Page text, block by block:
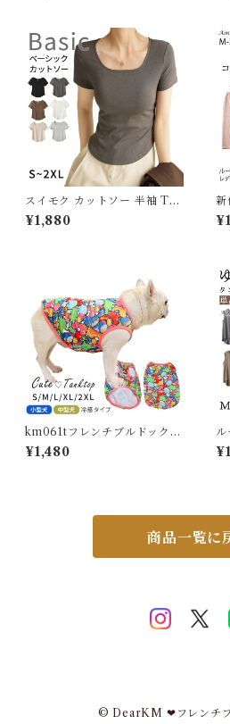
ス スライド 臭い漏れない 東谷
LFS-765
スイモク カットソー 半袖 Tシ
ャツ 薄手 レディース トップス
無地 デイリー 肌触りの良い素
しゃれ 透けにくい 透けない オ
フィス 5623315【水沐良品】
¥1,880
新
km061tフレンチブルドック
犬服 冷感 ひんやり クールウェ
ア 夏服 春 夏 タンクトップ 可
ペット服 かわいい服 おしゃれ
ダックス 袖なし 子犬 服 柄K
¥1,480
ル
ッ
軽
品
商品一覧に
© DearKM ❤︎フレンチ